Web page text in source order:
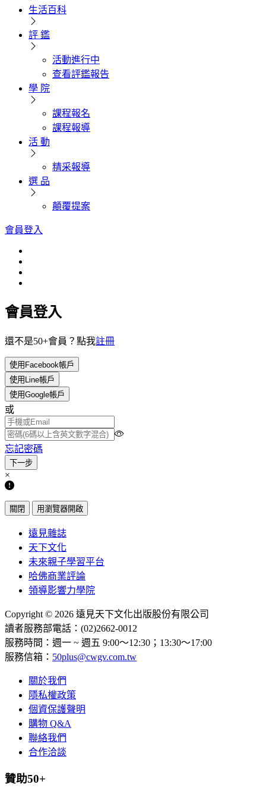
生活百科
評 鑑
活動進行中
查看評鑑報告
學 院
課程報名
課程報導
活 動
精采報導
選 品
顛覆提案
會員登入
會員登入
還不是50+會員？點我註冊
使用Facebook帳戶
使用Line帳戶
使用Google帳戶
或
忘記密碼
×
關閉 用瀏覽器開啟
遠見雜誌
天下文化
未來親子學習平台
哈佛商業評論
領導影響力學院
Copyright © 2026 遠見天下文化出版股份有限公司
讀者服務部電話：(02)2662-0012
服務時間：週一 ~ 週五 9:00～12:30；13:30～17:00
服務信箱： 50plus@cwgv.com.tw
關於我們
隱私權政策
個資保護聲明
購物 Q&A
聯絡我們
合作洽談
贊助50+